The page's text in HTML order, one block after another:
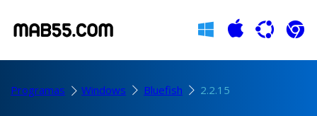
Programas Windows Bluefish 2.2.15